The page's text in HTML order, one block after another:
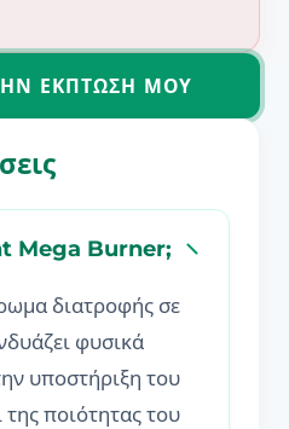
ΈΚΠΤΩΣΗ ΜΟΥ
Mega Burner;
διατροφής σε
φυσικά
υποστήριξη του
ποιότητας του